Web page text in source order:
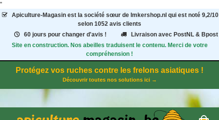
"
Apiculture-Magasinest la société sœur de Imkershop.nl qui est noté 9,2/10
selon 1052 avis clients
60 jours pour changer d'avis !
Livraison avec PostNL & Bpost
Site en construction. Nos abeilles traduisent le contenu. Merci de votre
compréhension !
Protégez vos ruches contre les frelons asiatiques !
Découvrir toutes nos solutions ici →